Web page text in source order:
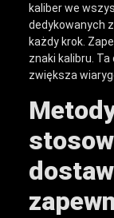
kaliber we
dedykowanych
każdy krok.
znaki kalibru.
zwiększa